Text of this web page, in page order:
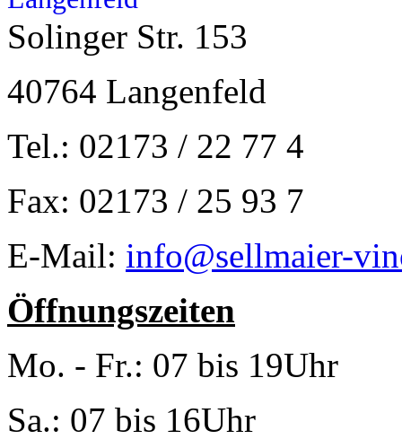
Solinger Str. 153
40764 Langenfeld
Tel.: 02173 / 22 77 4
Fax: 02173 / 25 93 7
E-Mail: info@sellmaier-
Öffnungszeiten
Mo. - Fr.: 07 bis 19Uhr
Sa.: 07 bis 16Uhr